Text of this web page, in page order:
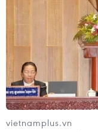
vietnamplus.vn